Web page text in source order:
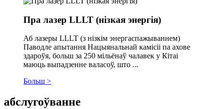
Пра лазер LLLT (нізкая энергія)
Аб лазеры LLLT (з нізкім энергаспажываннем)
Паводле апытання Нацыянальнай камісіі па ахове
здароўя, больш за 250 мільёнаў чалавек у Кітаі
маюць выпадзенне валасоў, што ...
Больш >
абслугоўванне